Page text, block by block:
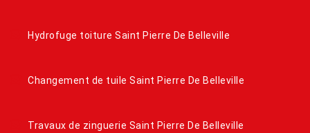
Hydrofuge toiture Saint Pierre De Belleville
Changement de tuile Saint Pierre De Belleville
Travaux de zinguerie Saint Pierre De Belleville